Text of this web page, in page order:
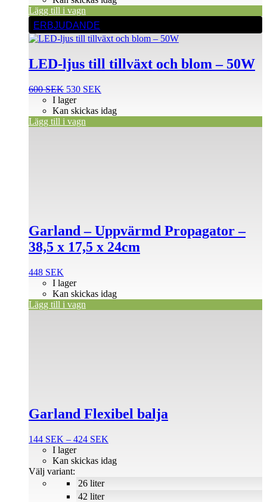
Lägg till i vagn
ERBJUDANDE
LED-ljus till tillväxt och blom – 50W
600SEK Det
ursprungliga
priset
var:
530 SEK
priset
I lager
Kan skickas idag
Lägg till i vagn
Garland – Uppvärmd Propagator –
38,5 x 17,5 x 24cm
448 SEK
I lager
Kan skickas idag
Lägg till i vagn
Garland Flexibel balja
144 SEK – 424 SEK
till
26 liter
42 liter
I lager
Kan skickas idag
Välj variant:
kan
väljas
produktsidan